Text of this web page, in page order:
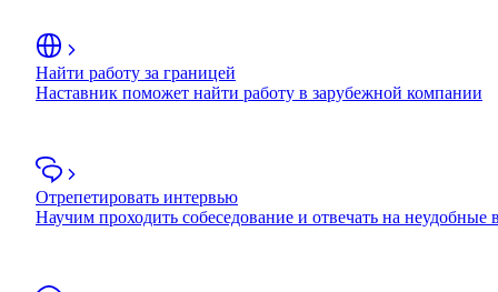
Найти работу за границей
Наставник поможет найти работу в зарубежной компании
Отрепетировать интервью
Научим проходить собеседование и отвечать на неудобные